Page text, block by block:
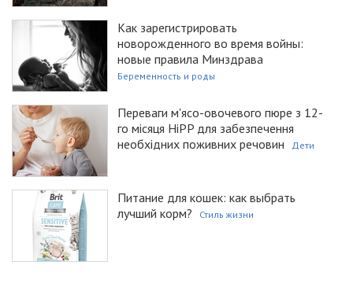
Как зарегистрировать
новорожденного во время войны:
новые правила Минздрава
Беременность и роды
Переваги м'ясо-овочевого пюре з 12-
го місяця HiPP для забезпечення
необхідних поживних речовин
Дети
Питание для кошек: как выбрать
лучший корм?
Стиль жизни